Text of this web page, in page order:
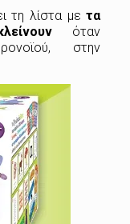
τη λίστα μετα
όταν
στην